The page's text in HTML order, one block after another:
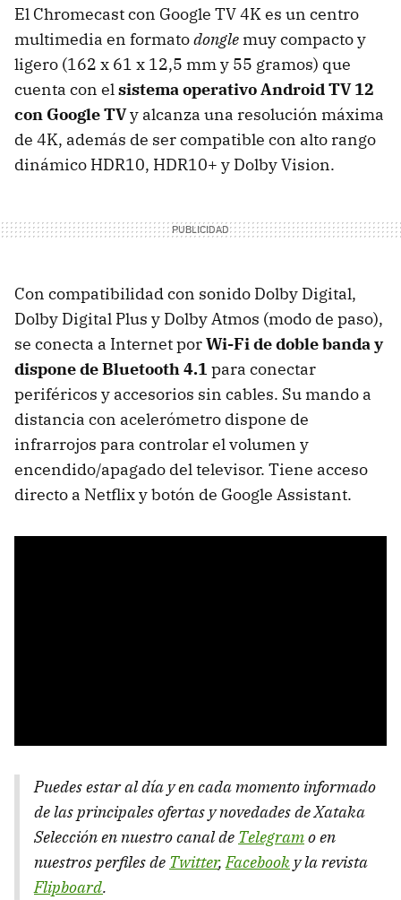
El Chromecast con Google TV 4K es un centro
multimedia en formatodongle muy compacto y
ligero (162 x 61 x 12,5 mm y 55 gramos) que
cuenta con elsistema operativo Android TV 12
con Google TVy alcanza una resolución máxima
de 4K, además de ser compatible con alto rango
dinámico HDR10, HDR10+ y Dolby Vision.
Con compatibilidad con sonido Dolby Digital,
Dolby Digital Plus y Dolby Atmos (modo de paso),
se conecta a Internet porWi-Fi de doble banda y
dispone de Bluetooth 4.1 para conectar
periféricos y accesorios sin cables. Su mando a
distancia con acelerómetro dispone de
infrarrojos para controlar el volumen y
encendido/apagado del televisor. Tiene acceso
directo a Netflix y botón de Google Assistant.
Puedes estar al día y en cada momento informado
de las principales ofertas y novedades de Xataka
Selección en nuestro canal de Telegramo en
nuestros perfiles de Twitter,Facebook y la revista
Flipboard.